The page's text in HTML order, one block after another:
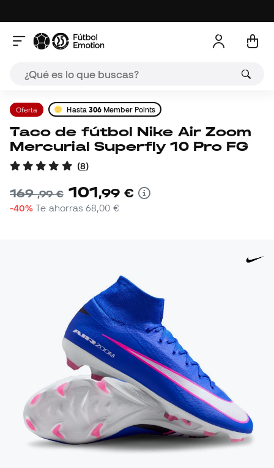
Oferta Hasta 306 Member Points
Taco de fútbol Nike Air Zoom
Mercurial Superfly 10 Pro FG
(8)
169,99 € 101,99 €
-40% Te ahorras68,00 €